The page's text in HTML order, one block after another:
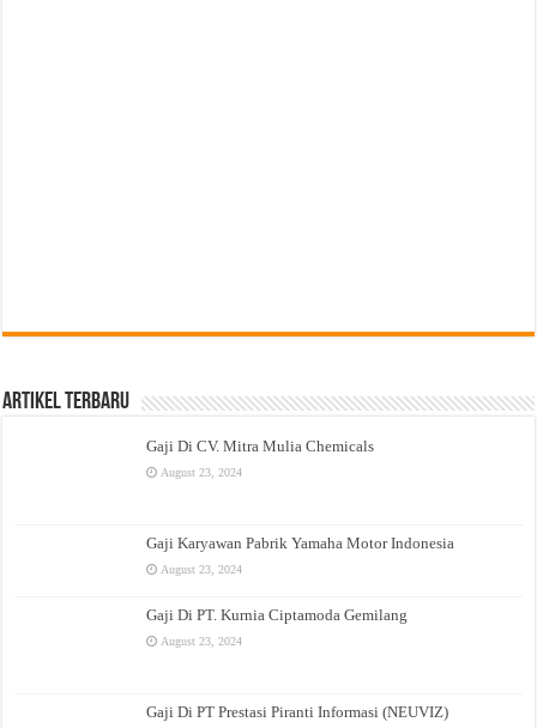
Artikel Terbaru
Gaji Di CV. Mitra Mulia Chemicals
August 23, 2024
Gaji Karyawan Pabrik Yamaha Motor Indonesia
August 23, 2024
Gaji Di PT. Kurnia Ciptamoda Gemilang
August 23, 2024
Gaji Di PT Prestasi Piranti Informasi (NEUVIZ)